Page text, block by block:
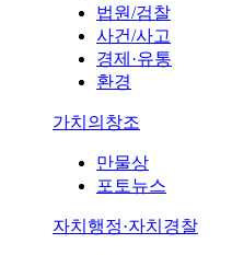
법원/검찰
사건/사고
경제·유통
환경
가치의창조
만물상
포토뉴스
자치행정·자치경찰